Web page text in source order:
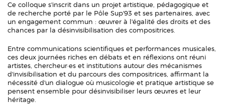
Ce colloque s'inscrit dans un projet artistique, pédagogique et
de recherche porté par le Pôle Sup'93 et ses partenaires, avec
un engagement commun : œuvrer à l'égalité des droits et des
chances par la désinvisibilisation des compositrices.
Entre communications scientifiques et performances musicales,
ces deux journées riches en débats et en réflexions ont réuni
artistes, chercheur·es et institutions autour des mécanismes
d'invisibilisation et du parcours des compositrices, affirmant la
nécessité d'un dialogue où musicologie et pratique artistique se
pensent ensemble pour désinvisibiliser leurs œuvres et leur
héritage.